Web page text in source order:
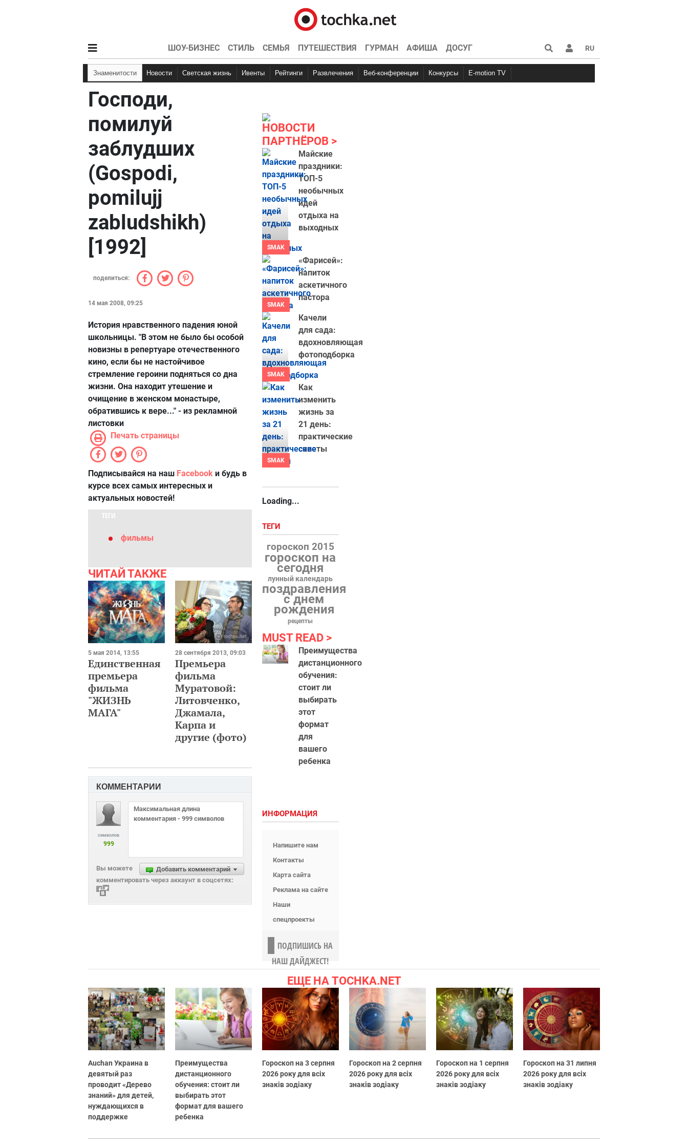
ШОУ-БИЗНЕС СТИЛЬ СЕМЬЯ ПУТЕШЕСТВИЯ ГУРМАН АФИША ДОСУГ RU
Знаменитости Новости Светская жизнь Ивенты Рейтинги Развлечения Веб-конференции Конкурсы E-motion TV
Господи,
помилуй
заблудших
(Gospodi,
pomilujj
zabludshikh)
[1992]
поделиться:
14 мая 2008, 09:25
История нравственного падения юной
школьницы. "В этом не было бы особой
новизны в репертуаре отечественного
кино, если бы не настойчивое
стремление героини подняться со дна
жизни. Она находит утешение и
очищение в женском монастыре,
обратившись к вере..." - из рекламной
листовки
Печать страницы
Подписывайся на наш Facebook и будь в
курсе всех самых интересных и
актуальных новостей!
ТЕГИ
фильмы
ЧИТАЙ ТАКЖЕ
5 мая 2014, 13:55
Единственная
премьера
фильма
"ЖИЗНЬ
МАГА"
28 сентября 2013, 09:03
Премьера
фильма
Муратовой:
Литовченко,
Джамала,
Карпа и
другие (фото)
КОММЕНТАРИИ
символов
999
Добавить комментарий
Вы можете
комментировать через аккаунт в соцсетях:
НОВОСТИ
ПАРТНЁРОВ
SMAK
Майские
праздники:
ТОП-5
необычных
идей
отдыха на
выходных
SMAK
«Фарисей»:
напиток
аскетичного
пастора
SMAK
Качели
для сада:
вдохновляющая
фотоподборка
SMAK
Как
изменить
жизнь за
21 день:
практические
советы
Loading...
ТЕГИ
гороскоп 2015
гороскоп на
сегодня
лунный календарь
поздравления
с днем
рождения
рецепты
MUST READ
Преимущества
дистанционного
обучения:
стоит ли
выбирать
этот
формат
для
вашего
ребенка
ИНФОРМАЦИЯ
Напишите нам
Контакты
Карта сайта
Реклама на сайте
Наши
спецпроекты
ПОДПИШИСЬ НА
НАШ ДАЙДЖЕСТ!
ЕЩЕ НА TOCHKA.NET
Auchan Украина в
девятый раз
проводит «Дерево
знаний» для детей,
нуждающихся в
поддержке
Преимущества
дистанционного
обучения: стоит ли
выбирать этот
формат для вашего
ребенка
Гороскоп на 3 серпня
2026 року для всіх
знаків зодіаку
Гороскоп на 2 серпня
2026 року для всіх
знаків зодіаку
Гороскоп на 1 серпня
2026 року для всіх
знаків зодіаку
Гороскоп на 31 липня
2026 року для всіх
знаків зодіаку